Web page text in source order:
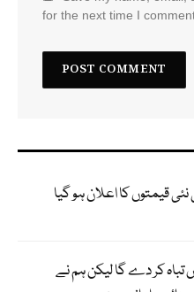
for the next time I
قیمتوں کا اعلان ہو گیا
تباہ کر دے گا لیکن ہم نے